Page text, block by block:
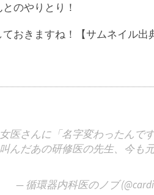
のやりとり！
おきますね！【サムネイル出
医さんに「名字変わったんで
叫んだあの研修医の先生、今も
— 循環器内科医のノブ